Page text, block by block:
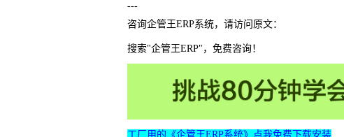
---
咨询企管王ERP系统，请访问原文：
搜索"企管王ERP"，免费咨询！
工厂用的《企管王ERP系统》点我免费下载安装